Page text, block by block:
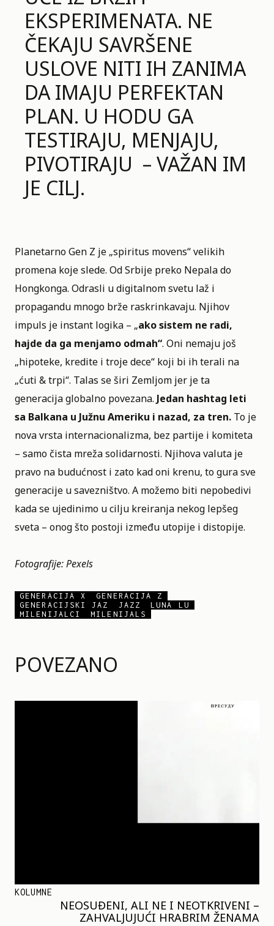
POVEZANO
KOLUMNE
NEOSUĐENI, ALI NE I NEOTKRIVENI –
ZAHVALJUJUĆI HRABRIM ŽENAMA
EKSPERIMENATA. NE
ČEKAJU SAVRŠENE
USLOVE NITI IH ZANIMA
DA IMAJU PERFEKTAN
PLAN. U HODU GA
TESTIRAJU, MENJAJU,
PIVOTIRAJU – VAŽAN IM
JE CILJ.
Planetarno Gen Z je „spiritus movens“ velikih
promena koje slede. Od Srbije preko Nepala do
Hongkonga. Odrasli u digitalnom svetu laž i
propagandu mnogo brže raskrinkavaju. Njihov
impuls je instant logika – „ako sistem ne radi,
hajde da ga menjamo odmah“. Oni nemaju još
„hipoteke, kredite i troje dece“ koji bi ih terali na
„ćuti & trpi“. Talas se širi Zemljom jer je ta
generacija globalno povezana. Jedan hashtag leti
sa Balkana u Južnu Ameriku i nazad, za tren. To je
nova vrsta internacionalizma, bez partije i komiteta
– samo čista mreža solidarnosti. Njihova valuta je
pravo na budućnost i zato kad oni krenu, to gura sve
generacije u savezništvo. A možemo biti nepobedivi
kada se ujedinimo u cilju kreiranja nekog lepšeg
sveta – onog što postoji između utopije i distopije.
Fotografije: Pexels
GENERACIJA X
GENERACIJA Z
GENERACIJSKI JAZ
JAZZ
LUNA LU
MILENIJALCI
MILENIJALS